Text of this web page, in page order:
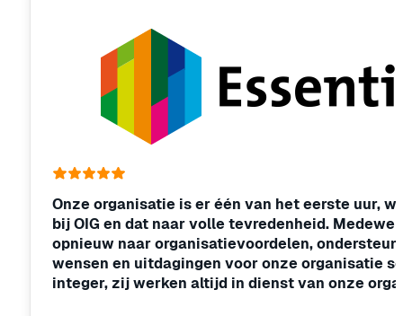
Onze organisatie is er één van het eerste uur,
bij OIG en dat naar volle tevredenheid.
opnieuw naar organisatievoordelen,
wensen en uitdagingen voor onze organisatie
integer, zij werken altijd in dienst van onze